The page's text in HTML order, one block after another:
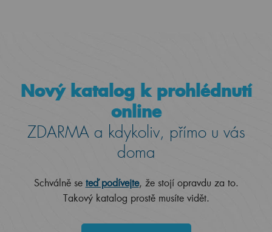
Nový katalog k prohlédnutí
online
ZDARMA a kdykoliv, přímo u vás
doma
Schválně se teď podívejte, že stojí opravdu za to.
Takový katalog prostě musíte vidět.